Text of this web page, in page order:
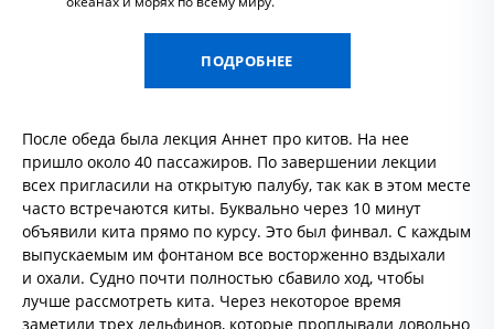
ПОДРОБНЕЕ
После обеда была лекция Аннет про китов. На нее
пришло около 40 пассажиров. По завершении лекции
всех пригласили на открытую палубу, так как в этом месте
часто встречаются киты. Буквально через 10 минут
объявили кита прямо по курсу. Это был финвал. С каждым
выпускаемым им фонтаном все восторженно вздыхали
и охали. Судно почти полностью сбавило ход, чтобы
лучше рассмотреть кита. Через некоторое время
заметили трех дельфинов, которые проплывали довольно